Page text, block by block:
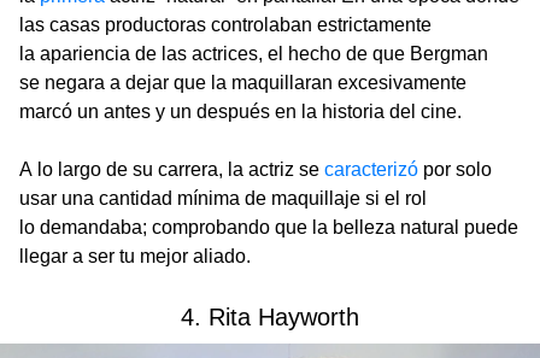
las casas productoras controlaban estrictamente
la apariencia de las actrices, el hecho de que Bergman
se negara a dejar que la maquillaran excesivamente
marcó un antes y un después en la historia del cine.
A lo largo de su carrera, la actriz se caracterizó por solo
usar una cantidad mínima de maquillaje si el rol
lo demandaba; comprobando que la belleza natural puede
llegar a ser tu mejor aliado.
4. Rita Hayworth